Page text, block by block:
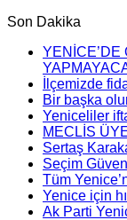
Son Dakika
YENİCE’DE
İlçemizde
Bir başka
Yeniceliler
MECLİS
Sertaş
Seçim
Tüm
Yenice için
Ak Parti